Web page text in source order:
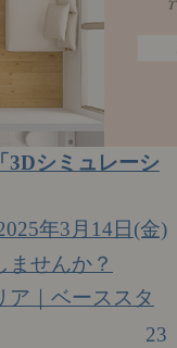
3Dシミュレーシ
年3月14日(金)
ませんか？
ア｜ベーススタ
23